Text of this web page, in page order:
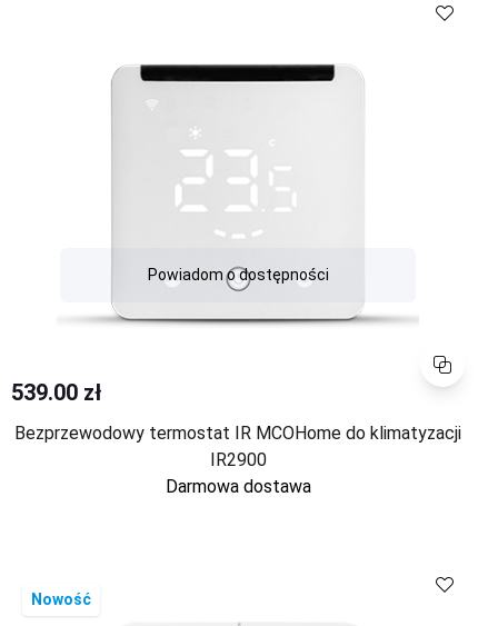
Porównaj
Powiadom o dostępności
539.00 zł
Bezprzewodowy termostat IR MCOHome do klimatyzacji
IR2900
Darmowa dostawa
Nowość